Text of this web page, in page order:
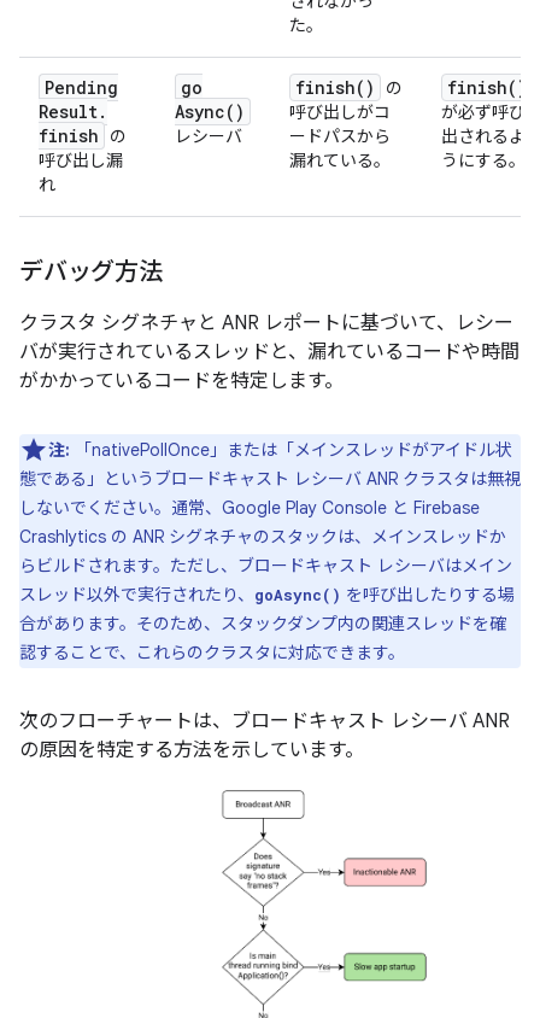
た。
Pending
Result .
finish
の
呼び出し漏
れ
go
Async( )
レシーバ
finish( )
の
呼び出しがコ
ードパスから
漏れている。
finish( )
が必ず呼び
出されるよ
うにする。
デバッグ方法
クラスタ シグネチャと ANR レポートに基づいて、レシー
バが実行されているスレッドと、漏れているコードや時間
がかかっているコードを特定します。
注: 「nativePollOnce」または「メインスレッドがアイドル状
態である」というブロードキャスト レシーバ ANR クラスタは無視
しないでください。通常、Google Play Console と Firebase
Crashlytics の ANR シグネチャのスタックは、メインスレッドか
らビルドされます。ただし、ブロードキャスト レシーバはメイン
スレッド以外で実行されたり、
goAsync() を呼び出したりする場
合があります。そのため、スタックダンプ内の関連スレッドを確
認することで、これらのクラスタに対応できます。
次のフローチャートは、ブロードキャスト レシーバ ANR
の原因を特定する方法を示しています。